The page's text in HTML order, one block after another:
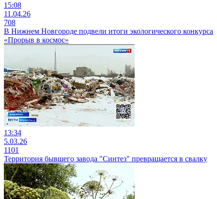
15:08
11.04.26
708
В Нижнем Новгороде подвели итоги экологического конкурса
«Прорыв в космос»
13:34
5.03.26
1101
Территория бывшего завода "Синтез" превращается в свалку